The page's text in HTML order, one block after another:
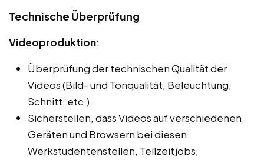
Technische Überprüfung
Videoproduktion:
Überprüfung der technischen Qualität der
Videos (Bild- und Tonqualität, Beleuchtung,
Schnitt, etc.).
Sicherstellen, dass Videos auf verschiedenen
Geräten und Browsern bei diesen
Werkstudentenstellen, Teilzeitjobs,